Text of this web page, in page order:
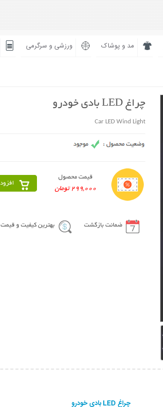
مد و پوشاک ورزشی و سرگرمی
چراغ LED بادی خودرو
Car LED Wind Light
قیمت محصول
299,000 تومان
ضمانت بازگشت بهترین کیفیت و قیمت
چراغ LED بادی خودرو